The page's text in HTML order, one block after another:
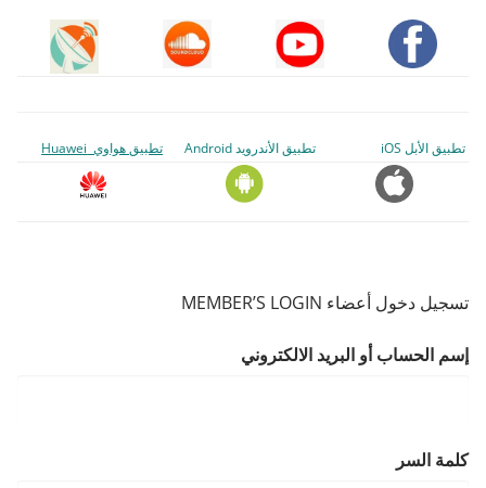
تطبيق الأبل iOS تطبيق الأندرويد Android تطبيق هواوي Huawei
تسجيل دخول أعضاء MEMBER’S LOGIN
إسم الحساب أو البريد الالكتروني
كلمة السر